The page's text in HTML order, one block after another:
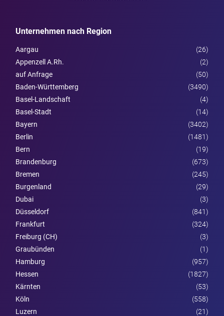
Unternehmen nach Region
Aargau
(26)
Appenzell A.Rh.
(2)
auf Anfrage
(50)
Baden-Württemberg
(3490)
Basel-Landschaft
(4)
Basel-Stadt
(14)
Bayern
(3402)
Berlin
(1481)
Bern
(19)
Brandenburg
(673)
Bremen
(245)
Burgen­land
(29)
Dubai
(3)
Düsseldorf
(841)
Frankfurt
(324)
Freiburg (CH)
(3)
Graubünden
(1)
Hamburg
(957)
Hessen
(1827)
Kärnten
(53)
Köln
(558)
Luzern
(21)